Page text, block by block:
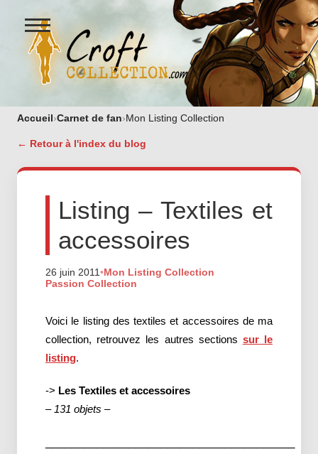
Figurines Lara Croft et
Ouvrir
le
menu
Accueil›Carnet de fan›Mon Listing Collection
← Retour à l'index du blog
Listing – Textiles et
accessoires
26 juin 2011•Mon Listing Collection
Passion Collection
Voici le listing des textiles et accessoires de ma
collection, retrouvez les autres sections sur le
listing.
-> Les Textiles et accessoires
– 131 objets –